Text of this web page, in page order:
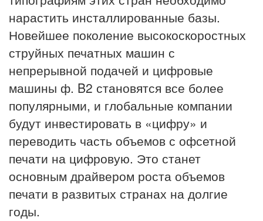
нарастить инсталлированные базы.
Новейшее поколение высокоскоростных
струйных печатных машин с
непрерывной подачей и цифровые
машины ф. B2 становятся все более
популярными, и глобальные компании
будут инвестировать в «цифру» и
переводить часть объемов с офсетной
печати на цифровую. Это станет
основным драйвером роста объемов
печати в развитых странах на долгие
годы.